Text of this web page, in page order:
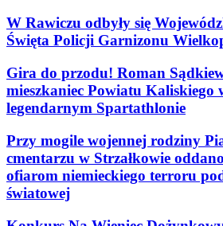
W Rawiczu odbyły się
Święta Policji Garnizonu
Gira do przodu! Roman
mieszkaniec Powiatu Kaliskiego
legendarnym Spartathlonie
Przy mogile wojennej rodziny
cmentarzu w Strzałkowie
ofiarom niemieckiego terroru
światowej